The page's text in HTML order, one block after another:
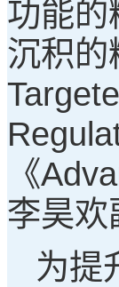
功能的
沉积的
《
李昊欢
为提